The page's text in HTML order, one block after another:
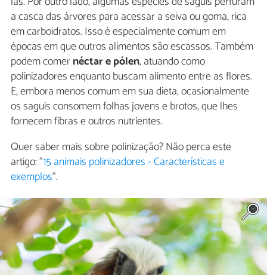
a casca das árvores para acessar a seiva ou goma, rica
em carboidratos. Isso é especialmente comum em
épocas em que outros alimentos são escassos. Também
podem comernéctar e pólen, atuando como
polinizadores enquanto buscam alimento entre as flores.
E, embora menos comum em sua dieta, ocasionalmente
os saguis consomem folhas jovens e brotos, que lhes
fornecem fibras e outros nutrientes.
Quer saber mais sobre polinização? Não perca este
artigo: "15 animais polinizadores - Características e
exemplos".